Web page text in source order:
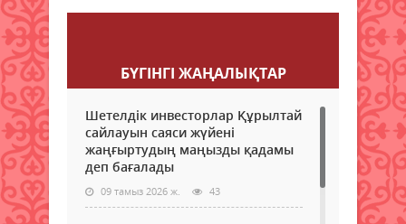
БҮГІНГI ЖАҢАЛЫҚТАР
Шетелдік инвесторлар Құрылтай
сайлауын саяси жүйені
жаңғыртудың маңызды қадамы
деп бағалады
09 тамыз 2026 ж. 43